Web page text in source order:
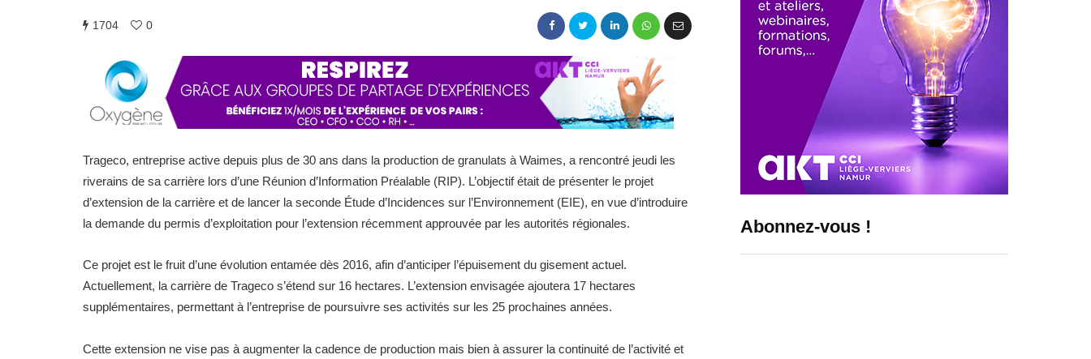
1704 0
Trageco, entreprise active depuis plus de 30 ans dans la production de granulats à Waimes, a rencontré jeudi les
riverains de sa carrière lors d’une Réunion d’Information Préalable (RIP). L’objectif était de présenter le projet
d’extension de la carrière et de lancer la seconde Étude d’Incidences sur l’Environnement (EIE), en vue d’introduire
la demande du permis d’exploitation pour l’extension récemment approuvée par les autorités régionales.
Ce projet est le fruit d’une évolution entamée dès 2016, afin d’anticiper l’épuisement du gisement actuel.
Actuellement, la carrière de Trageco s’étend sur 16 hectares. L’extension envisagée ajoutera 17 hectares
supplémentaires, permettant à l’entreprise de poursuivre ses activités sur les 25 prochaines années.
Cette extension ne vise pas à augmenter la cadence de production mais bien à assurer la continuité de l’activité et
Abonnez-vous !